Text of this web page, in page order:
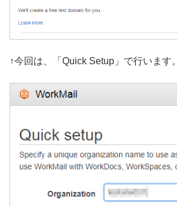
↑今回は、「Quick Setup」で行います。